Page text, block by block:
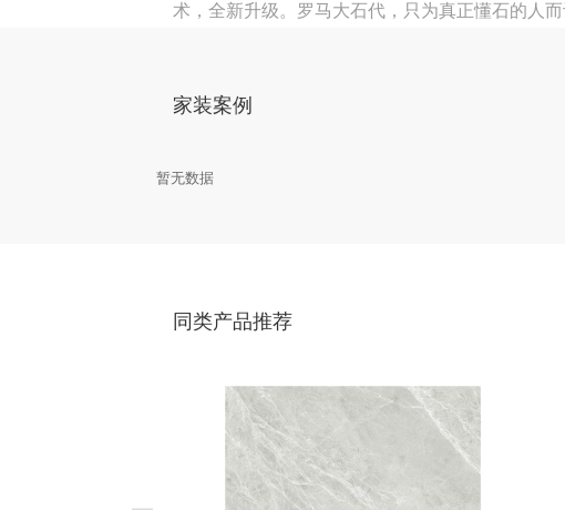
术，全新升级。罗马大石代，只为真正懂石的人而
家装案例
暂无数据
同类产品推荐